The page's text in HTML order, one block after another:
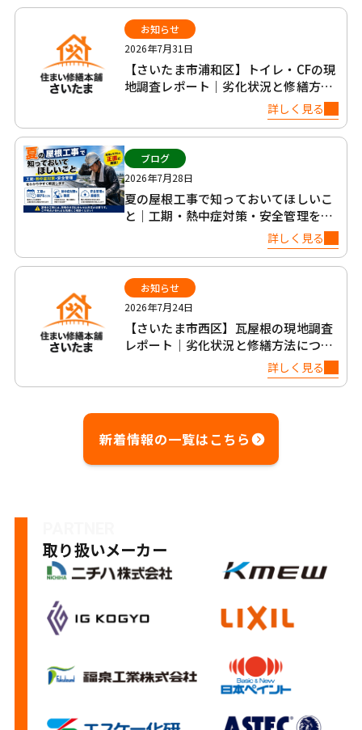
お知らせ
2026年7月31日
【さいたま市浦和区】トイレ・CFの現
地調査レポート｜劣化状況と修繕方法
詳しく見る
ブログ
2026年7月28日
夏の屋根工事で知っておいてほしいこ
と｜工期・熱中症対策・安全管理を正
詳しく見る
お知らせ
2026年7月24日
【さいたま市西区】瓦屋根の現地調査
レポート｜劣化状況と修繕方法につい
詳しく見る
新着情報の一覧はこちら
取り扱いメーカー